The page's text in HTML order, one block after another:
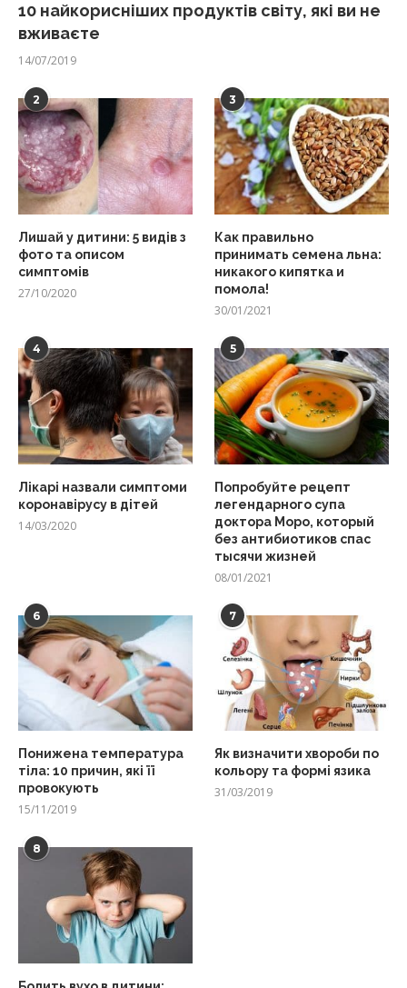
10 найкорисніших продуктів світу, які ви не
вживаєте
14/07/2019
2
Лишай у дитини: 5 видів з
фото та описом
симптомів
27/10/2020
3
Как правильно
принимать семена льна:
никакого кипятка и
помола!
30/01/2021
4
Лікарі назвали симптоми
коронавірусу в дітей
14/03/2020
5
Попробуйте рецепт
легендарного супа
доктора Моро, который
без антибиотиков спас
тысячи жизней
08/01/2021
6
Понижена температура
тіла: 10 причин, які її
провокують
15/11/2019
7
Як визначити хвороби по
кольору та формі язика
31/03/2019
8